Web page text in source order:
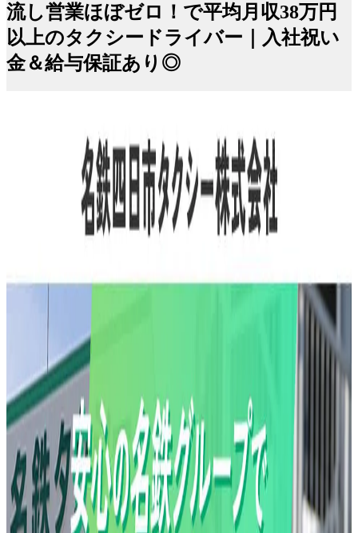
流し営業ほぼゼロ！で平均月収38万円
以上のタクシードライバー｜入社祝い
金＆給与保証あり◎